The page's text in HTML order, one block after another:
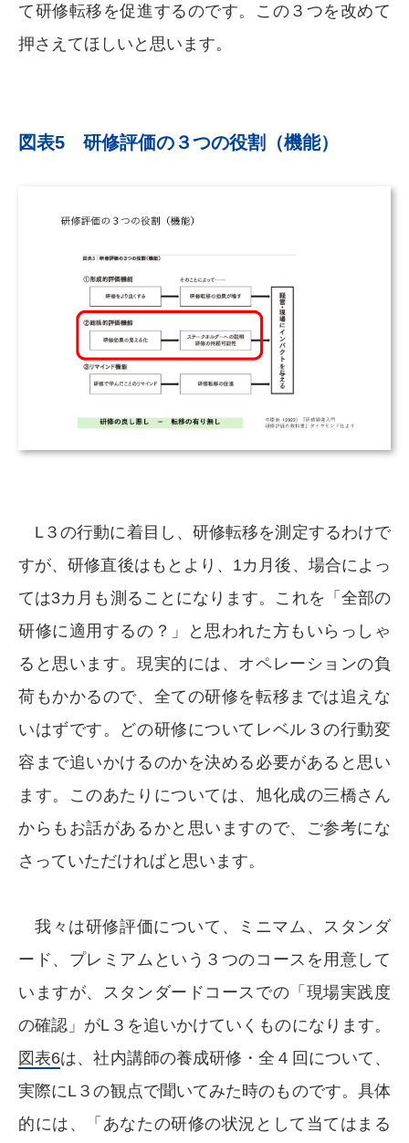
て研修転移を促進するのです。この３つを改めて
押さえてほしいと思います。
図表5 研修評価の３つの役割（機能）
L３の行動に着目し、研修転移を測定するわけで
すが、研修直後はもとより、1カ月後、場合によっ
ては3カ月も測ることになります。これを「全部の
研修に適用するの？」と思われた方もいらっしゃ
ると思います。現実的には、オペレーションの負
荷もかかるので、全ての研修を転移までは追えな
いはずです。どの研修についてレベル３の行動変
容まで追いかけるのかを決める必要があると思い
ます。このあたりについては、旭化成の三橋さん
からもお話があるかと思いますので、ご参考にな
さっていただければと思います。
我々は研修評価について、ミニマム、スタンダ
ード、プレミアムという３つのコースを用意して
いますが、スタンダードコースでの「現場実践度
の確認」がL３を追いかけていくものになります。
図表6は、社内講師の養成研修・全４回について、
実際にL３の観点で聞いてみた時のものです。具体
的には、「あなたの研修の状況として当てはまる